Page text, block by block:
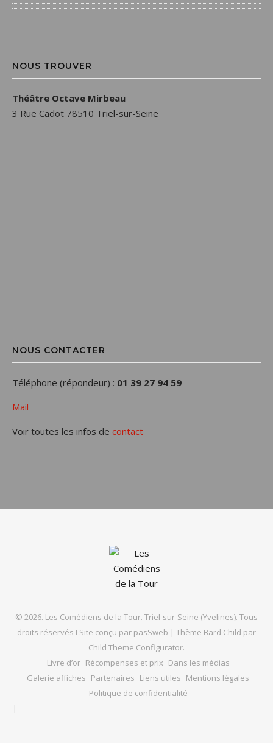
NOUS TROUVER
Théâtre Octave Mirbeau
3 Rue Cadot 78510 Triel-sur-Seine
NOUS CONTACTER
Téléphone (répondeur) : 01 39 27 94 59
Mail
Voir toutes les infos de contact
© 2026. Les Comédiens de la Tour. Triel-sur-Seine (Yvelines). Tous
droits réservés I Site conçu par pasSweb | Thème Bard Child par
Child Theme Configurator.
Livre d’or Récompenses et prix Dans les médias
Galerie affiches Partenaires Liens utiles Mentions légales
Politique de confidentialité